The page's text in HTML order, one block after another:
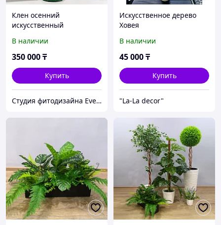
Клен осенний
искусственный
В наличии
350 000₸
Купить
Студия фитодизайна EverGreen
Искусственное дерево
Ховея
В наличии
45 000₸
Купить
"La-La decor"